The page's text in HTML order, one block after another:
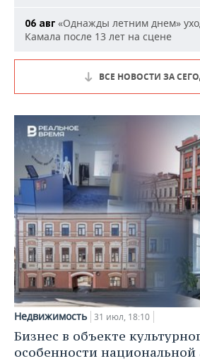
06 авг «Однажды летним днем»
Камала после 13 лет на сцене
ВСЕ НОВОСТИ ЗА
Недвижимость 31 июл, 18:10
Бизнес в объекте
особенности